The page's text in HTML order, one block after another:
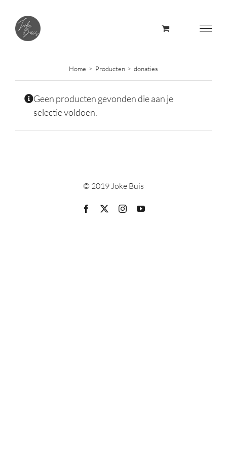
content
Home Producten donaties
Geen producten gevonden die aan je
selectie voldoen.
© 2019 Joke Buis
Facebook InstagramYouTube